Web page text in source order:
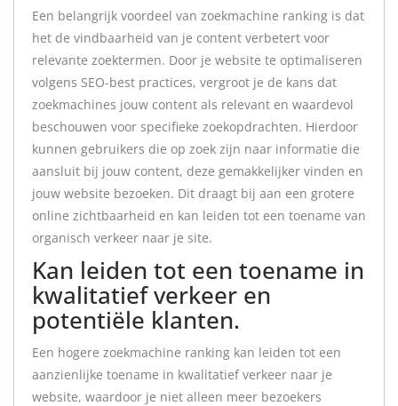
Een belangrijk voordeel van zoekmachine ranking is dat
het de vindbaarheid van je content verbetert voor
relevante zoektermen. Door je website te optimaliseren
volgens SEO-best practices, vergroot je de kans dat
zoekmachines jouw content als relevant en waardevol
beschouwen voor specifieke zoekopdrachten. Hierdoor
kunnen gebruikers die op zoek zijn naar informatie die
aansluit bij jouw content, deze gemakkelijker vinden en
jouw website bezoeken. Dit draagt bij aan een grotere
online zichtbaarheid en kan leiden tot een toename van
organisch verkeer naar je site.
Kan leiden tot een toename in
kwalitatief verkeer en
potentiële klanten.
Een hogere zoekmachine ranking kan leiden tot een
aanzienlijke toename in kwalitatief verkeer naar je
website, waardoor je niet alleen meer bezoekers